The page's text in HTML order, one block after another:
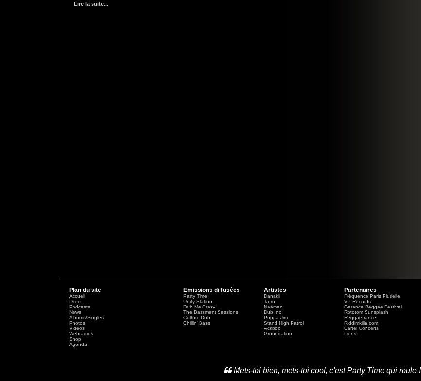
Lire la suite...
Plan du site
Accueil
Direct
Podcasts
News
Albums/Singles
Photos
Videos
Webradios
Shop
Agenda
Emissions diffusées
Party Time
Unity Station
Dub Me Crazy
The Bassment Sessions
Culture Dub
Chillin' Bass
Artistes
Danakil
Taïro
Naâman
Dub Inc
Puppa Jim
Stand High Patrol
Ackboo
Groundation
Partenaires
Fréquence Paris Plurielle
VP Records
Garance Reggae Festival
Rototom Sunsplash
Reggaefrance
Riddimkilla.com
Cartel Concerts
Liens...
Mets-toi bien, mets-toi cool, c'est Party Time qui roule !